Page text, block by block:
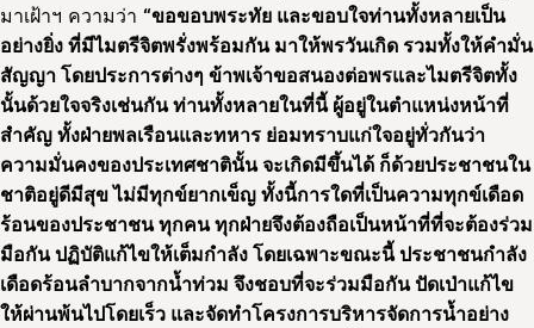
มาเฝ้าฯ ความว่า “ขอขอบพระทัย และขอบใจท่านทั้งหลายเป็น
อย่างยิ่ง ที่มีไมตรีจิตพรั่งพร้อมกัน มาให้พรวันเกิด รวมทั้งให้คำมั่น
สัญญา โดยประการต่างๆ ข้าพเจ้าขอสนองต่อพรและไมตรีจิตทั้ง
นั้นด้วยใจจริงเช่นกัน ท่านทั้งหลายในที่นี้ ผู้อยู่ในตำแหน่งหน้าที่
สำคัญ ทั้งฝ่ายพลเรือนและทหาร ย่อมทราบแก่ใจอยู่ทั่วกันว่า
ความมั่นคงของประเทศชาตินั้น จะเกิดมีขึ้นได้ ก็ด้วยประชาชนใน
ชาติอยู่ดีมีสุข ไม่มีทุกข์ยากเข็ญ ทั้งนี้การใดที่เป็นความทุกข์เดือด
ร้อนของประชาชน ทุกคน ทุกฝ่ายจึงต้องถือเป็นหน้าที่ที่จะต้องร่วม
มือกัน ปฏิบัติแก้ไขให้เต็มกำลัง โดยเฉพาะขณะนี้ ประชาชนกำลัง
เดือดร้อนลำบากจากน้ำท่วม จึงชอบที่จะร่วมมือกัน ปัดเป่าแก้ไข
ให้ผ่านพ้นไปโดยเร็ว และจัดทำโครงการบริหารจัดการน้ำอย่าง